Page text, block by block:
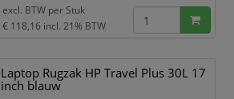
een groot bereik, ideaal voor kantoren
en callcenters. Met hoogwaardige
voor heldere gesprekken, zelfs in
rumoerige werkomgevingen.
excl. BTW per Stuk
€ 118,16 incl. 21% BTW
Laptop Rugzak HP Travel Plus 30L 17
inch blauw